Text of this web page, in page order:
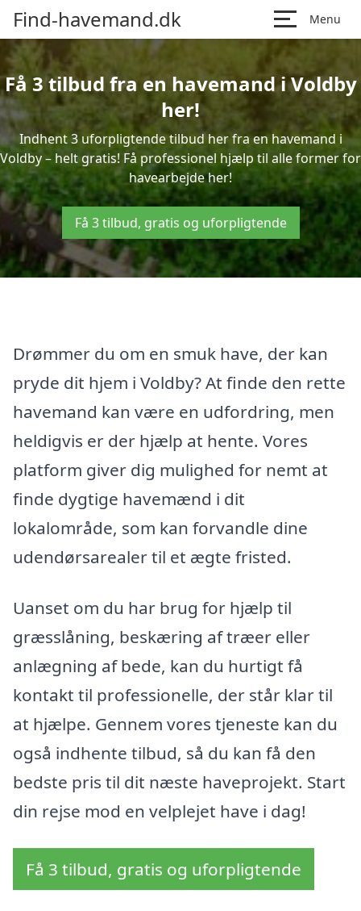
Find-havemand.dk Menu
Få 3 tilbud fra en havemand i Voldby
her!
Indhent 3 uforpligtende tilbud her fra en havemand i
Voldby – helt gratis! Få professionel hjælp til alle former for
havearbejde her!
Få 3 tilbud, gratis og uforpligtende
Drømmer du om en smuk have, der kan
pryde dit hjem i Voldby? At finde den rette
havemand kan være en udfordring, men
heldigvis er der hjælp at hente. Vores
platform giver dig mulighed for nemt at
finde dygtige havemænd i dit
lokalområde, som kan forvandle dine
udendørsarealer til et ægte fristed.
Uanset om du har brug for hjælp til
græsslåning, beskæring af træer eller
anlægning af bede, kan du hurtigt få
kontakt til professionelle, der står klar til
at hjælpe. Gennem vores tjeneste kan du
også indhente tilbud, så du kan få den
bedste pris til dit næste haveprojekt. Start
din rejse mod en velplejet have i dag!
Få 3 tilbud, gratis og uforpligtende